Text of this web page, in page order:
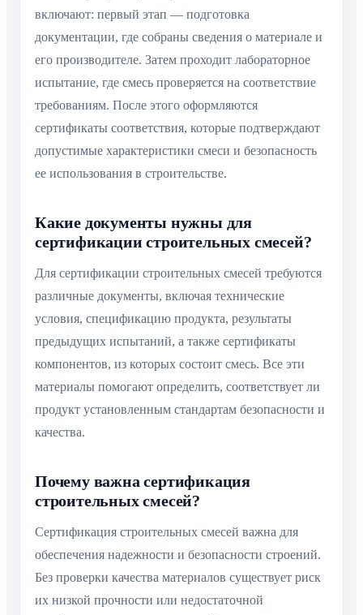
включают: первый этап — подготовка
документации, где собраны сведения о материале и
его производителе. Затем проходит лабораторное
испытание, где смесь проверяется на соответствие
требованиям. После этого оформляются
сертификаты соответствия, которые подтверждают
допустимые характеристики смеси и безопасность
ее использования в строительстве.
Какие документы нужны для
сертификации строительных смесей?
Для сертификации строительных смесей требуются
различные документы, включая технические
условия, спецификацию продукта, результаты
предыдущих испытаний, а также сертификаты
компонентов, из которых состоит смесь. Все эти
материалы помогают определить, соответствует ли
продукт установленным стандартам безопасности и
качества.
Почему важна сертификация
строительных смесей?
Сертификация строительных смесей важна для
обеспечения надежности и безопасности строений.
Без проверки качества материалов существует риск
их низкой прочности или недостаточной